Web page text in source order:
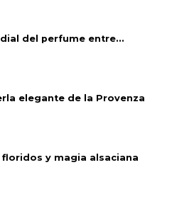
del perfume entre...
elegante de la Provenza
y magia alsaciana